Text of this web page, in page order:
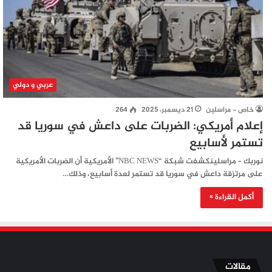
عربي و دولي
خاص - مراسلين 21 ديسمبر، 2025 264
إعلام أمريكي: الضربات على داعش في سوريا قد
تستمر لأسابيع
نوربك – مراسلينكشفت شبكة “NBC NEWS” الأمريكية أن الضربات الأمريكية
على مرتزقة داعش في سوريا قد تستمر لعدة أسابيع، وذلك…
أكمل القراءة »
مقالات